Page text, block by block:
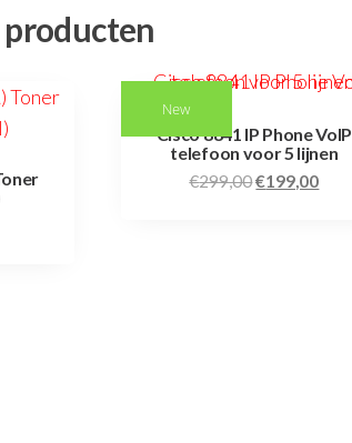
New
Cisco 8841 IP Phone VoIP
telefoon voor 5 lijnen
€299,00€199,00